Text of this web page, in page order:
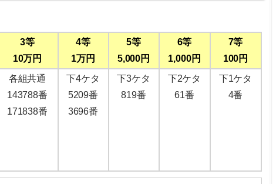
3等
10万円
4等
1万円
5等
5,000円
6等
1,000円
7等
100円
各組共通
143788番
171838番
下4ケタ
5209番
3696番
下3ケタ
819番
下2ケタ
61番
下1ケタ
4番